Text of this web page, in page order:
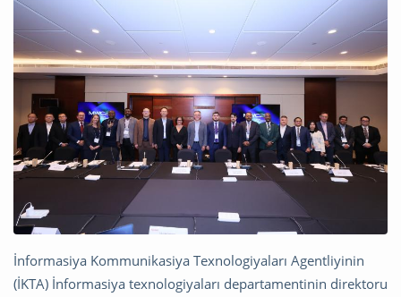
İnformasiya Kommunikasiya Texnologiyaları Agentliyinin
(İKTA) İnformasiya texnologiyaları departamentinin direktoru